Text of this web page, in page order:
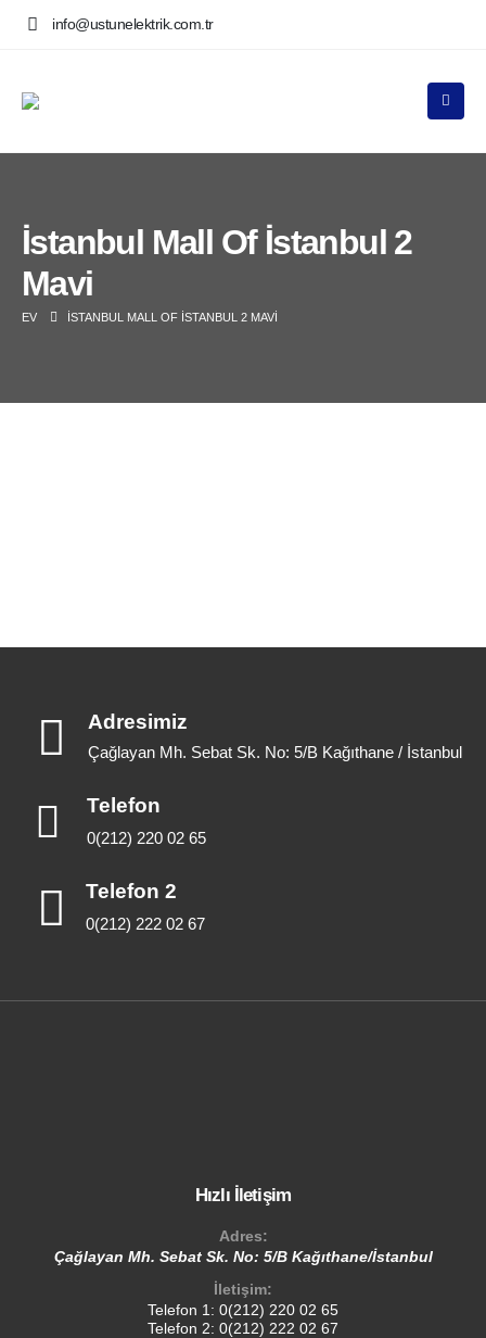
info@ustunelektrik.com.tr
İstanbul Mall Of İstanbul 2
Mavi
EV İSTANBUL MALL OF İSTANBUL 2 MAVI
Adresimiz
Çağlayan Mh. Sebat Sk. No: 5/B Kağıthane / İstanbul
Telefon
0(212) 220 02 65
Telefon 2
0(212) 222 02 67
Hızlı İletişim
Adres:
Çağlayan Mh. Sebat Sk. No: 5/B Kağıthane/İstanbul
İletişim:
Telefon 1: 0(212) 220 02 65
Telefon 2: 0(212) 222 02 67